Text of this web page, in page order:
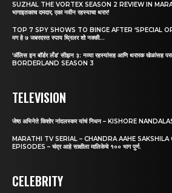
SUZHAL THE VORTEX SEASON 2 REVIEW IN
भागाइतकाच दमदार, एका नवीन रहस्याचा थरार!
TOP 7 SPY SHOWS TO BINGE AFTER ‘SPECIAL
मग हे ७ जबरदस्त स्पाय थ्रिलर शो नक्की...
‘अ‍ॅलिस इन बॉर्डर लँड’ सीझन ३: नव्या रहस्यांसह आणि थरारक खेळांसह
BORDERLAND SEASON 3
TELEVISION
जेष्ठ अभिनेते किशोर नांदलस्कर यांचं निधन – KISHORE
MARATHI TV SERIAL – CHANDRA AAHE
EPISODES – चंद्र आहे साक्षीला मालिकेचे १०० भाग पुर्ण.
CELEBRITY